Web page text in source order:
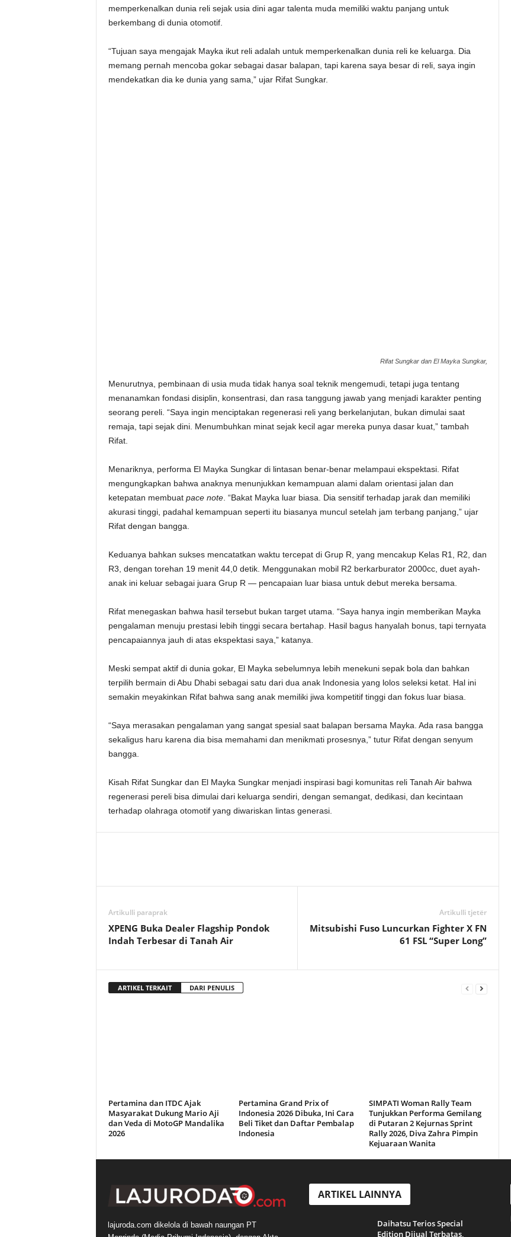
memperkenalkan dunia reli sejak usia dini agar talenta muda memiliki waktu panjang untuk
berkembang di dunia otomotif.
“Tujuan saya mengajak Mayka ikut reli adalah untuk memperkenalkan dunia reli ke keluarga. Dia
memang pernah mencoba gokar sebagai dasar balapan, tapi karena saya besar di reli, saya ingin
mendekatkan dia ke dunia yang sama,” ujar Rifat Sungkar.
Rifat Sungkar dan El Mayka Sungkar,
Menurutnya, pembinaan di usia muda tidak hanya soal teknik mengemudi, tetapi juga tentang
menanamkan fondasi disiplin, konsentrasi, dan rasa tanggung jawab yang menjadi karakter penting
seorang pereli. “Saya ingin menciptakan regenerasi reli yang berkelanjutan, bukan dimulai saat
remaja, tapi sejak dini. Menumbuhkan minat sejak kecil agar mereka punya dasar kuat,” tambah
Rifat.
Menariknya, performa El Mayka Sungkar di lintasan benar-benar melampaui ekspektasi. Rifat
mengungkapkan bahwa anaknya menunjukkan kemampuan alami dalam orientasi jalan dan
ketepatan membuat pace note. “Bakat Mayka luar biasa. Dia sensitif terhadap jarak dan memiliki
akurasi tinggi, padahal kemampuan seperti itu biasanya muncul setelah jam terbang panjang,” ujar
Rifat dengan bangga.
Keduanya bahkan sukses mencatatkan waktu tercepat di Grup R, yang mencakup Kelas R1, R2, dan
R3, dengan torehan 19 menit 44,0 detik. Menggunakan mobil R2 berkarburator 2000cc, duet ayah-
anak ini keluar sebagai juara Grup R — pencapaian luar biasa untuk debut mereka bersama.
Rifat menegaskan bahwa hasil tersebut bukan target utama. “Saya hanya ingin memberikan Mayka
pengalaman menuju prestasi lebih tinggi secara bertahap. Hasil bagus hanyalah bonus, tapi ternyata
pencapaiannya jauh di atas ekspektasi saya,” katanya.
Meski sempat aktif di dunia gokar, El Mayka sebelumnya lebih menekuni sepak bola dan bahkan
terpilih bermain di Abu Dhabi sebagai satu dari dua anak Indonesia yang lolos seleksi ketat. Hal ini
semakin meyakinkan Rifat bahwa sang anak memiliki jiwa kompetitif tinggi dan fokus luar biasa.
“Saya merasakan pengalaman yang sangat spesial saat balapan bersama Mayka. Ada rasa bangga
sekaligus haru karena dia bisa memahami dan menikmati prosesnya,” tutur Rifat dengan senyum
bangga.
Kisah Rifat Sungkar dan El Mayka Sungkar menjadi inspirasi bagi komunitas reli Tanah Air bahwa
regenerasi pereli bisa dimulai dari keluarga sendiri, dengan semangat, dedikasi, dan kecintaan
terhadap olahraga otomotif yang diwariskan lintas generasi.
Artikulli paraprak
XPENG Buka Dealer Flagship Pondok
Indah Terbesar di Tanah Air
Artikulli tjetër
Mitsubishi Fuso Luncurkan Fighter X FN
61 FSL “Super Long”
ARTIKEL TERKAIT DARI PENULIS
Pertamina dan ITDC Ajak
Masyarakat Dukung Mario Aji
dan Veda di MotoGP Mandalika
2026
Pertamina Grand Prix of
Indonesia 2026 Dibuka, Ini Cara
Beli Tiket dan Daftar Pembalap
Indonesia
SIMPATI Woman Rally Team
Tunjukkan Performa Gemilang
di Putaran 2 Kejurnas Sprint
Rally 2026, Diva Zahra Pimpin
Kejuaraan Wanita
lajuroda.com dikelola di bawah naungan PT
ARTIKEL LAINNYA
Daihatsu Terios Special
Edition Dijual Terbatas,